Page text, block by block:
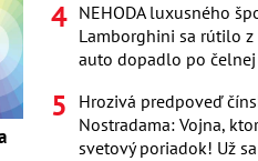
NEHODA luxusného
Lamborghini sa rútilo z
auto dopadlo po čelnej
Hrozivá predpoveď
Nostradama: Vojna,
svetový poriadok! Už